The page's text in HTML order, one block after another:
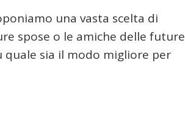
una vasta scelta di
spose o le amiche delle future
quale sia il modo migliore per